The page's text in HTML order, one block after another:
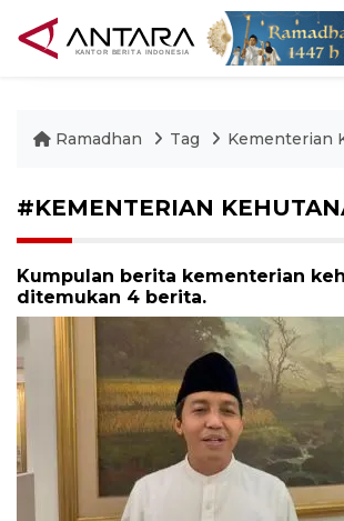
Ramadhan Tag Kementerian
#KEMENTERIAN
Kumpulan berita kementerian
ditemukan 4 berita.